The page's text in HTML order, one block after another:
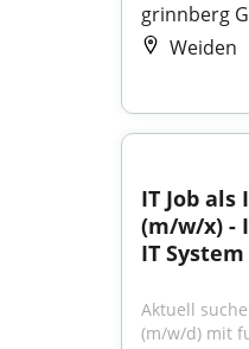
grinnberg
Weiden
IT Job
(m/w/x) -
IT
Aktuell
(m/w/d) mit